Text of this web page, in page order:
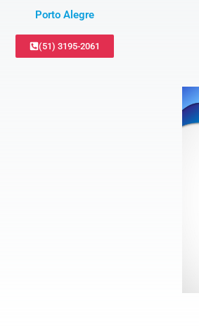
Porto Alegre
(51) 3195-2061